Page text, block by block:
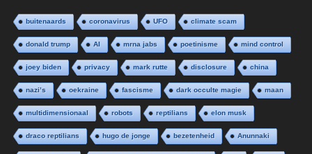
buitenaards coronavirus UFO climate scam
donald trump AI mrna jabs poetinisme mind control
joey biden privacy mark rutte disclosure china
nazi’s oekraine fascisme dark occulte magie maan
multidimensionaal robots reptilians elon musk
draco reptilians hugo de jonge bezetenheid Anunnaki